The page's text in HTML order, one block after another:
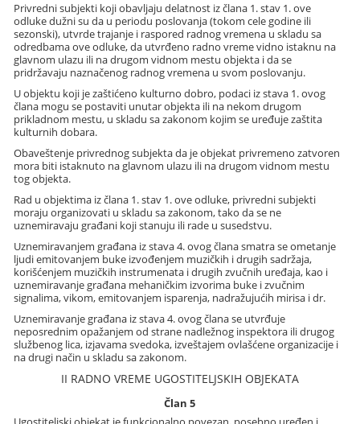
Privredni subjekti koji obavljaju delatnost iz člana 1. stav 1. ove
odluke dužni su da u periodu poslovanja (tokom cele godine ili
sezonski), utvrde trajanje i raspored radnog vremena u skladu sa
odredbama ove odluke, da utvrđeno radno vreme vidno istaknu na
glavnom ulazu ili na drugom vidnom mestu objekta i da se
pridržavaju naznačenog radnog vremena u svom poslovanju.
U objektu koji je zaštićeno kulturno dobro, podaci iz stava 1. ovog
člana mogu se postaviti unutar objekta ili na nekom drugom
prikladnom mestu, u skladu sa zakonom kojim se uređuje zaštita
kulturnih dobara.
Obaveštenje privrednog subjekta da je objekat privremeno zatvoren
mora biti istaknuto na glavnom ulazu ili na drugom vidnom mestu
tog objekta.
Rad u objektima iz člana 1. stav 1. ove odluke, privredni subjekti
moraju organizovati u skladu sa zakonom, tako da se ne
uznemiravaju građani koji stanuju ili rade u susedstvu.
Uznemiravanjem građana iz stava 4. ovog člana smatra se ometanje
ljudi emitovanjem buke izvođenjem muzičkih i drugih sadržaja,
korišćenjem muzičkih instrumenata i drugih zvučnih uređaja, kao i
uznemiravanje građana mehaničkim izvorima buke i zvučnim
signalima, vikom, emitovanjem isparenja, nadražujućih mirisa i dr.
Uznemiravanje građana iz stava 4. ovog člana se utvrđuje
neposrednim opažanjem od strane nadležnog inspektora ili drugog
službenog lica, izjavama svedoka, izveštajem ovlašćene organizacije i
na drugi način u skladu sa zakonom.
II RADNO VREME UGOSTITELJSKIH OBJEKATA
Član 5